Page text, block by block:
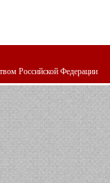
Российской Федерации